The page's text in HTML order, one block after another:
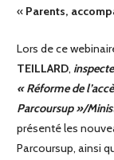
«Parents,
Lors de ce
TEILLARD, i
« Réforme de
Parcoursup »/
présenté les
Parcoursup, ainsi